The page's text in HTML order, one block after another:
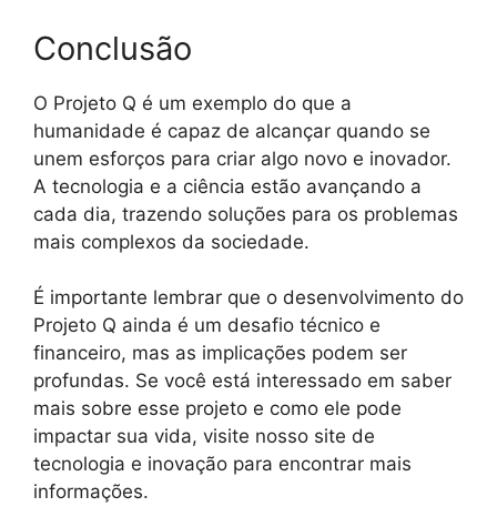
Conclusão
O Projeto Q é um exemplo do que a
humanidade é capaz de alcançar quando se
unem esforços para criar algo novo e inovador.
A tecnologia e a ciência estão avançando a
cada dia, trazendo soluções para os problemas
mais complexos da sociedade.
É importante lembrar que o desenvolvimento do
Projeto Q ainda é um desafio técnico e
financeiro, mas as implicações podem ser
profundas. Se você está interessado em saber
mais sobre esse projeto e como ele pode
impactar sua vida, visite nosso site de
tecnologia e inovação para encontrar mais
informações.